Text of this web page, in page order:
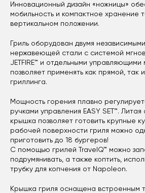
Инновационный дизайн «ножницы»
мобильность и компактное хранение
вертикальном положении.
Гриль оборудован двумя
нержавеющей стали с системой
JETFIRE™ и отдельными управляющими
позволяет применять как прямой, так
гриллинга.
Мощность горения плавно
ручками управления EASY SET™.
крышка позволяет готовить крупные
рабочей поверхности гриля можно
приготовить до 18 бургеров!
С помощью грилей TravelQ™ можно
подрумянивать, а также коптить,
трубку для копчения от Napoleon.
Крышка гриля оснащена встроенным